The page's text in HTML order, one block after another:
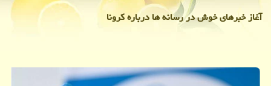
آغاز خبرهای خوش در رسانه ها درباره كرونا